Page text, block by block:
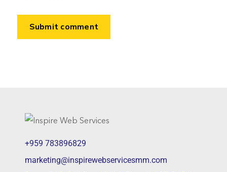
+959 783896829
marketing@inspirewebservicesmm.com